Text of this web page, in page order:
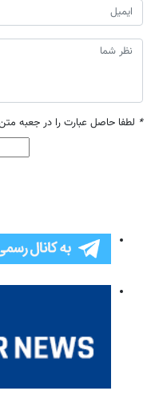
* لطفا حاصل عبارت را در جعبه متن